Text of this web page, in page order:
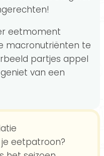
eetmoment
macronutriënten te
partjes appel
van een
eetpatroon?